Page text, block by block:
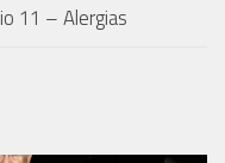
11 – Alergias